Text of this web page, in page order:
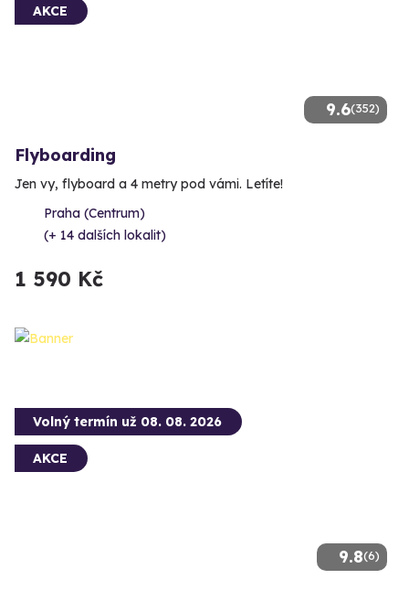
9.6(352)
AKCE
Flyboarding
Jen vy, flyboard a 4 metry pod vámi. Letíte!
Praha (Centrum)
(+ 14 dalších lokalit)
1 590 Kč
9.8(6)
Volný termín už 08. 08. 2026
AKCE